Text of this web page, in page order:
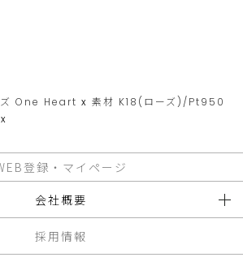
One Heart x 素材 K18(ローズ)/Pt950
x
登録・マイページ
会社概要
採用情報